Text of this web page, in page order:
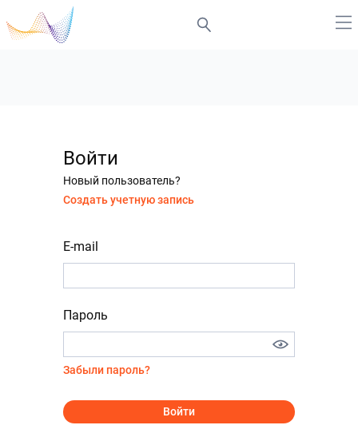
Войти
Новый пользователь?
Создать учетную запись
E-mail
Пароль
Забыли пароль?
Войти